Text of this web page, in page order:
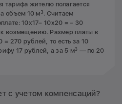
тарифа жителю полагается
объем 10 м3. Считаем
10х17– 10х20 = – 30
возмещению. Размер платы в
= 270 рублей, то есть за 10
17 рублей, а за 5 м3 — по 20
с учетом компенсаций?